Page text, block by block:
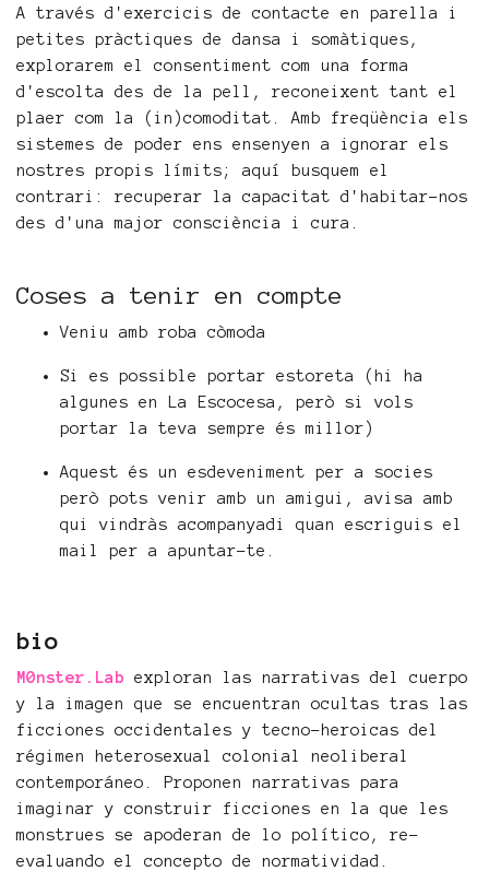
A través d'exercicis de contacte en parella i
petites pràctiques de dansa i somàtiques,
explorarem el consentiment com una forma
d'escolta des de la pell, reconeixent tant el
plaer com la (in)comoditat. Amb freqüència els
sistemes de poder ens ensenyen a ignorar els
nostres propis límits; aquí busquem el
contrari: recuperar la capacitat d'habitar-nos
des d'una major consciència i cura.
Coses a tenir en compte
Veniu amb roba còmoda
Si es possible portar estoreta (hi ha
algunes en La Escocesa, però si vols
portar la teva sempre és millor)
Aquest és un esdeveniment per a socies
però pots venir amb un amigui, avisa amb
qui vindràs acompanyadi quan escriguis el
mail per a apuntar-te.
bio
M0nster.Lab exploran las narrativas del cuerpo
y la imagen que se encuentran ocultas tras las
ficciones occidentales y tecno-heroicas del
régimen heterosexual colonial neoliberal
contemporáneo. Proponen narrativas para
imaginar y construir ficciones en la que les
monstrues se apoderan de lo político, re-
evaluando el concepto de normatividad.